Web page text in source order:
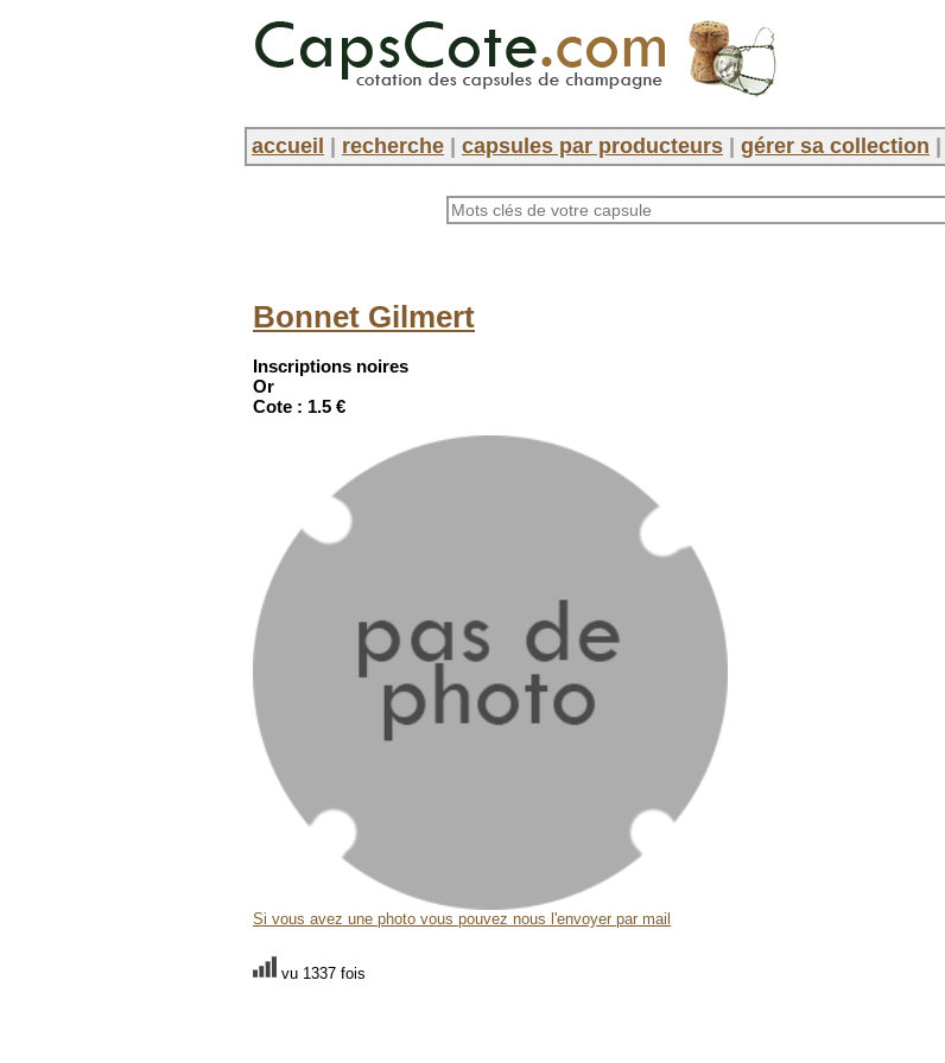
accueil recherche capsules par producteurs gérer sa collection
Bonnet Gilmert
Inscriptions noires
Or
Cote : 1.5 €
Si vous avez une photo vous pouvez nous l'envoyer par mail
vu 1337 fois